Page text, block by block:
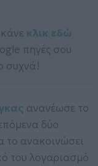
κλικ εδώ
πηγές σου
συχνά!
ανανέωσε το
δύο
το ανακοινώσει
του λογαριασμό